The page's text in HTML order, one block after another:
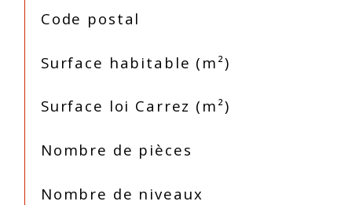
TRAD_SIROCCO_Caracteristique
Code postal
Surface habitable (m²)
Surface loi Carrez (m²)
Nombre de pièces
Nombre de niveaux